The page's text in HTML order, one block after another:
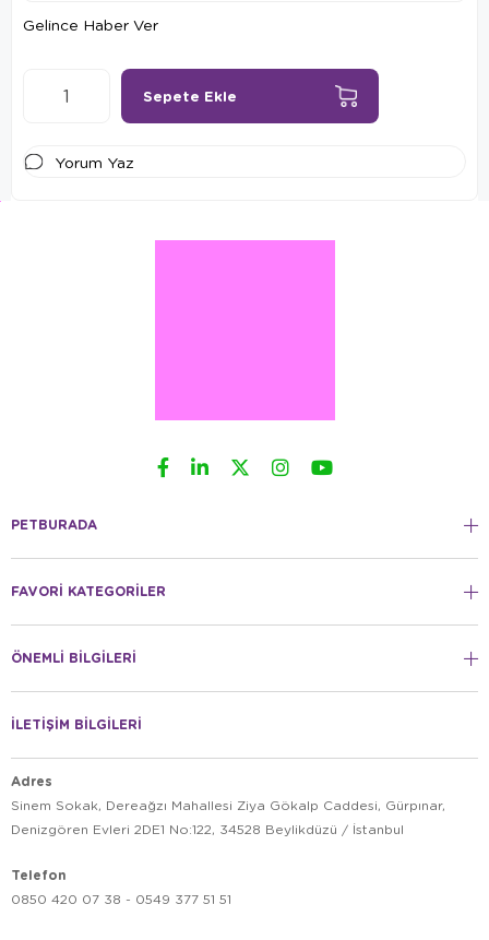
Gelince Haber Ver
Yorum Yaz
PETBURADA
FAVORİ KATEGORİLER
ÖNEMLİ BİLGİLERİ
İLETİŞİM BİLGİLERİ
Adres
Sinem Sokak, Dereağzı Mahallesi Ziya Gökalp Caddesi, Gürpınar,
Denizgören Evleri 2DE1 No:122, 34528 Beylikdüzü / İstanbul
Telefon
0850 420 07 38 - 0549 377 51 51